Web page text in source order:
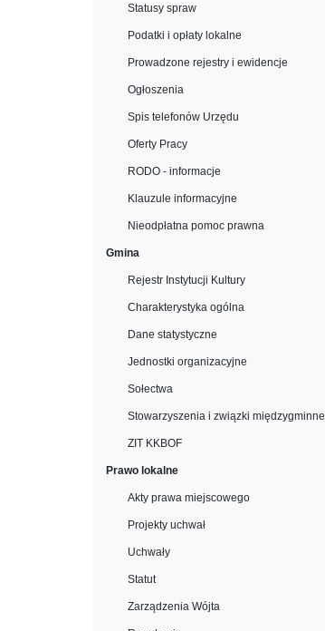
Statusy spraw
Podatki i opłaty lokalne
Prowadzone rejestry i ewidencje
Ogłoszenia
Spis telefonów Urzędu
Oferty Pracy
RODO - informacje
Klauzule informacyjne
Nieodpłatna pomoc prawna
Gmina
Rejestr Instytucji Kultury
Charakterystyka ogólna
Dane statystyczne
Jednostki organizacyjne
Sołectwa
Stowarzyszenia i związki międzygminne
ZIT KKBOF
Prawo lokalne
Akty prawa miejscowego
Projekty uchwał
Uchwały
Statut
Zarządzenia Wójta